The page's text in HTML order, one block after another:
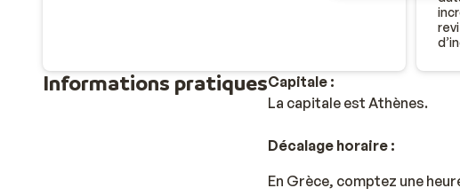
Informations pratiquesCapitale :
La capitale est Athènes.
Décalage horaire :
En Grèce, comptez une